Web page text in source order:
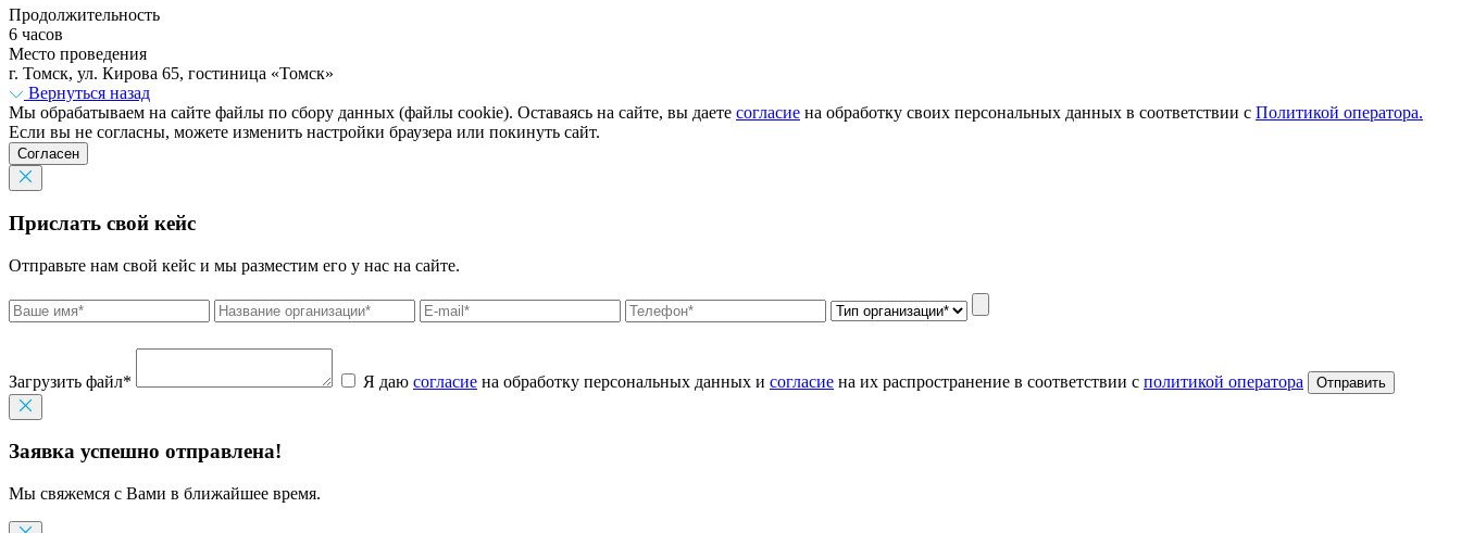
Продолжительность
6 часов
Место проведения
г. Томск, ул. Кирова 65, гостиница «Томск»
Вернуться назад
Мы обрабатываем на сайте файлы по сбору данных (файлы cookie). Оставаясь на сайте, вы даете согласие на обработку своих персональных данных в соответствии с Политикой оператора.
Если вы не согласны, можете изменить настройки браузера или покинуть сайт.
Согласен
Прислать свой кейс
Отправьте нам свой кейс и мы разместим его у нас на сайте.
Загрузить файл* Я даю согласие на обработку персональных данных и согласие на их распространение в соответствии с политикой оператора Отправить
Заявка успешно отправлена!
Мы свяжемся с Вами в ближайшее время.